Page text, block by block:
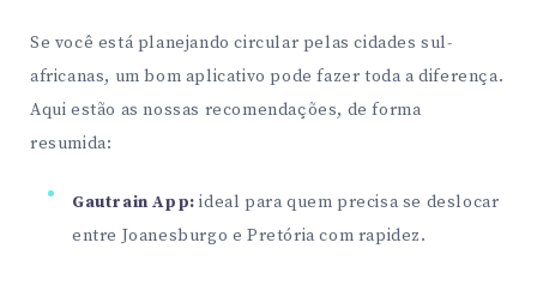
Se você está planejando circular pelas cidades sul-
africanas, um bom aplicativo pode fazer toda a diferença.
Aqui estão as nossas recomendações, de forma
resumida:
Gautrain App: ideal para quem precisa se deslocar
entre Joanesburgo e Pretória com rapidez.